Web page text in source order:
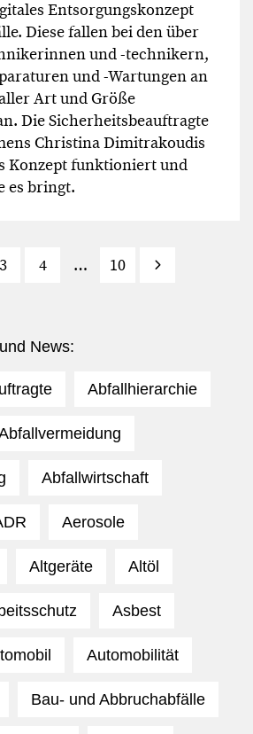
Entsorgungskonzept
Diese fallen bei den über
und -technikern,
und -Wartungen an
Art und Größe
Die Sicherheitsbeauftragte
Christina Dimitrakoudis
Konzept funktioniert und
es bringt.
3 4 … 10 Vor
News:
Abfallhierarchie
Abfallwirtschaft
Aerosole
Altgeräte Altöl
Asbest
Automobilität
Bau- und Abbruchabfälle